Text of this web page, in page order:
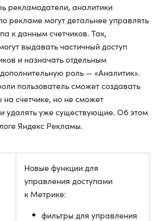
рекламодатели, аналитики
рекламе могут детальнее управлять
к данным счетчиков. Так,
выдавать частичный доступ
и назначать отдельным
роль — «Аналитик».
пользователь сможет создавать
на счетчике, но не сможет
удалять уже существующие. Об этом
Яндекс Рекламы.
Новые функции для
управления доступами
к Метрике:
фильтры для управления